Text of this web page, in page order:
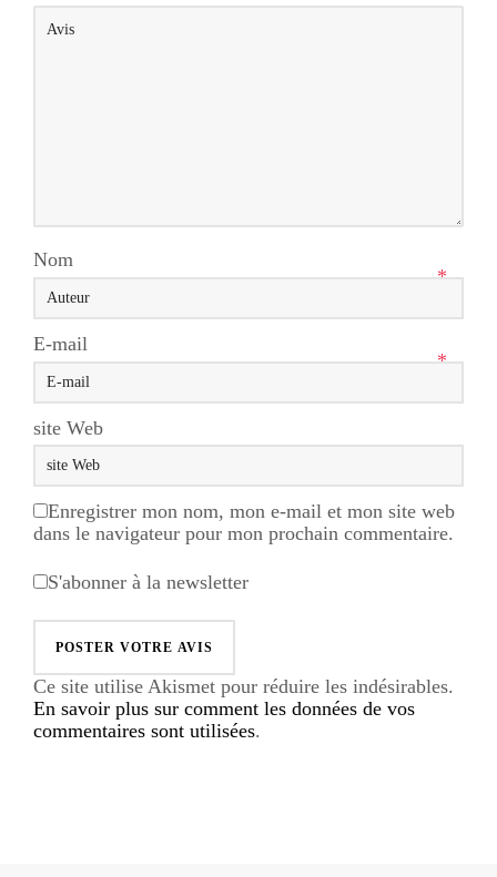
Nom
*
E-mail
*
site Web
Enregistrer mon nom, mon e-mail et mon site web
dans le navigateur pour mon prochain commentaire.
S'abonner à la newsletter
Ce site utilise Akismet pour réduire les indésirables.
En savoir plus sur comment les données de vos
commentaires sont utilisées.